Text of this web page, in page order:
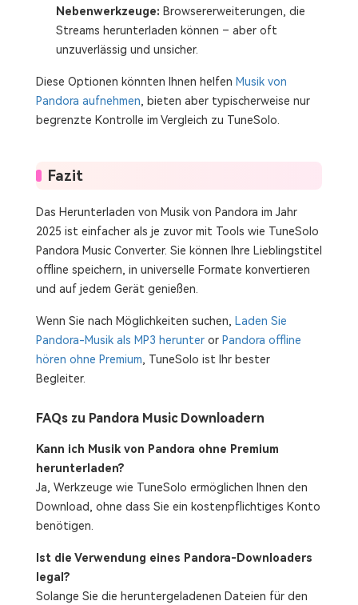
Nebenwerkzeuge: Browsererweiterungen, die
Streams herunterladen können – aber oft
unzuverlässig und unsicher.
Diese Optionen könnten Ihnen helfen Musik von
Pandora aufnehmen, bieten aber typischerweise nur
begrenzte Kontrolle im Vergleich zu TuneSolo.
Fazit
Das Herunterladen von Musik von Pandora im Jahr
2025 ist einfacher als je zuvor mit Tools wie TuneSolo
Pandora Music Converter. Sie können Ihre Lieblingstitel
offline speichern, in universelle Formate konvertieren
und auf jedem Gerät genießen.
Wenn Sie nach Möglichkeiten suchen, Laden Sie
Pandora-Musik als MP3 herunteror Pandora offline
hören ohne Premium, TuneSolo ist Ihr bester
Begleiter.
FAQs zu Pandora Music Downloadern
Kann ich Musik von Pandora ohne Premium
herunterladen?
Ja, Werkzeuge wie TuneSolo ermöglichen Ihnen den
Download, ohne dass Sie ein kostenpflichtiges Konto
benötigen.
Ist die Verwendung eines Pandora-Downloaders
legal?
Solange Sie die heruntergeladenen Dateien für den